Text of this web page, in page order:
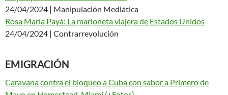
24/04/2024 | Manipulación Mediática
Rosa María Payá: La marioneta viajera de Estados Unidos
24/04/2024 | Contrarrevolución
EMIGRACIÓN
Caravana contra el bloqueo a Cuba con sabor a Primero de